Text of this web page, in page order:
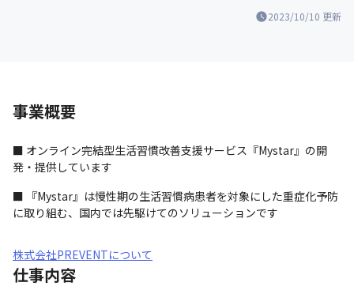
2023/10/10 更新
事業概要
■ オンライン完結型⽣活習慣改善⽀援サービス『Mystar』の開
発・提供しています
■ 『Mystar』は慢性期の生活習慣病患者を対象にした重症化予防
に取り組む、国内では先駆けてのソリューションです
株式会社PREVENTについて
仕事内容